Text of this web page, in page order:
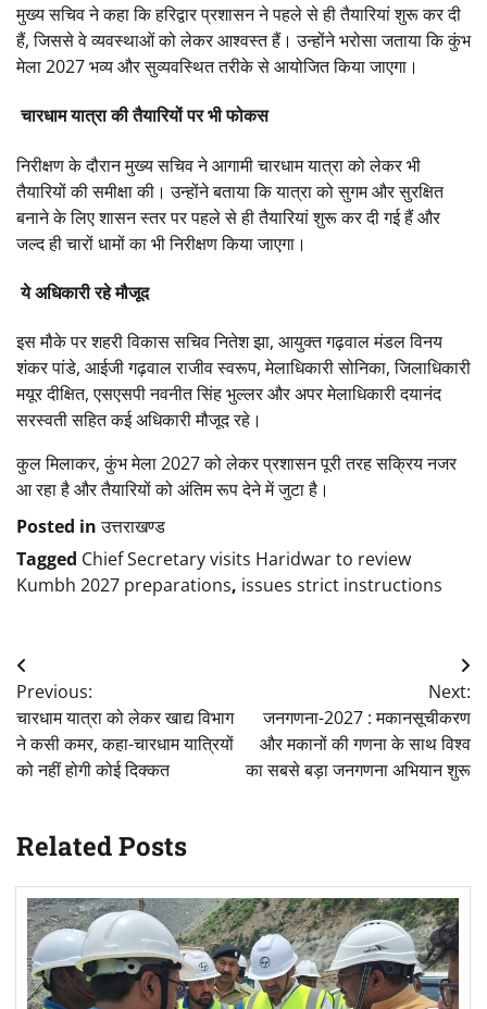
मुख्य सचिव ने कहा कि हरिद्वार प्रशासन ने पहले से ही तैयारियां शुरू कर दी
हैं, जिससे वे व्यवस्थाओं को लेकर आश्वस्त हैं। उन्होंने भरोसा जताया कि कुंभ
मेला 2027 भव्य और सुव्यवस्थित तरीके से आयोजित किया जाएगा।
चारधाम यात्रा की तैयारियों पर भी फोकस
निरीक्षण के दौरान मुख्य सचिव ने आगामी चारधाम यात्रा को लेकर भी
तैयारियों की समीक्षा की। उन्होंने बताया कि यात्रा को सुगम और सुरक्षित
बनाने के लिए शासन स्तर पर पहले से ही तैयारियां शुरू कर दी गई हैं और
जल्द ही चारों धामों का भी निरीक्षण किया जाएगा।
ये अधिकारी रहे मौजूद
इस मौके पर शहरी विकास सचिव नितेश झा, आयुक्त गढ़वाल मंडल विनय
शंकर पांडे, आईजी गढ़वाल राजीव स्वरूप, मेलाधिकारी सोनिका, जिलाधिकारी
मयूर दीक्षित, एसएसपी नवनीत सिंह भुल्लर और अपर मेलाधिकारी दयानंद
सरस्वती सहित कई अधिकारी मौजूद रहे।
कुल मिलाकर, कुंभ मेला 2027 को लेकर प्रशासन पूरी तरह सक्रिय नजर
आ रहा है और तैयारियों को अंतिम रूप देने में जुटा है।
Posted inउत्तराखण्ड
Tagged Chief Secretary visits Haridwar to review
Kumbh 2027 preparations, issues strict instructions
Post
navigation
Previous:
चारधाम यात्रा को लेकर खाद्य विभाग
ने कसी कमर, कहा-चारधाम यात्रियों
को नहीं होगी कोई दिक्कत
Next:
जनगणना-2027 : मकानसूचीकरण
और मकानों की गणना के साथ विश्व
का सबसे बड़ा जनगणना अभियान शुरू
Related Posts